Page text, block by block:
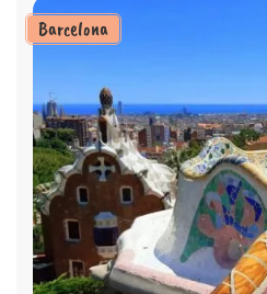
Barcelona